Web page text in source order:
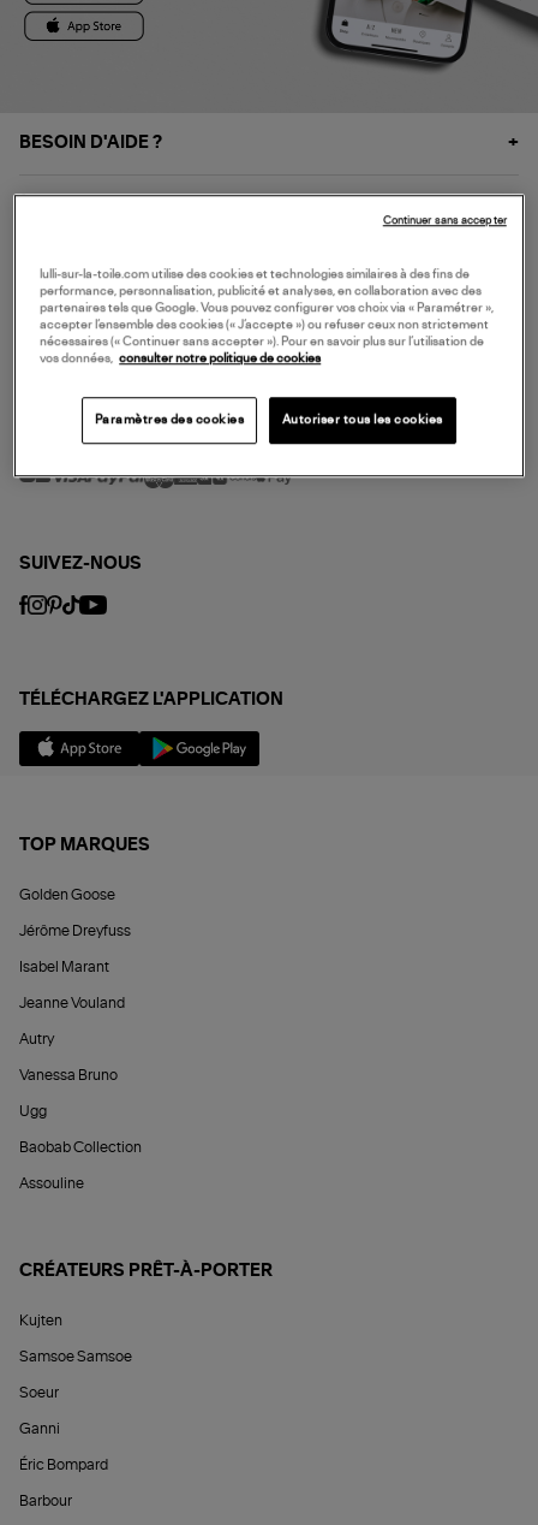
BESOIN D'AIDE ?
NOS SERVICES
SERVICE CLIENT
MODE DE PAIEMENT
SUIVEZ-NOUS
TÉLÉCHARGEZ L'APPLICATION
TOP MARQUES
Golden Goose
Jérôme Dreyfuss
Isabel Marant
Jeanne Vouland
Autry
Vanessa Bruno
Ugg
Baobab Collection
Assouline
CRÉATEURS PRÊT-À-PORTER
Kujten
Samsoe Samsoe
Soeur
Ganni
Éric Bompard
Barbour
lulli-sur-la-toile.com utilise des cookies et technologies similaires à des fins de
performance, personnalisation, publicité et analyses, en collaboration avec des
partenaires tels que Google. Vous pouvez configurer vos choix via « Paramétrer »,
accepter l’ensemble des cookies (« J’accepte ») ou refuser ceux non strictement
nécessaires (« Continuer sans accepter »). Pour en savoir plus sur l’utilisation de
vos données,
consulter notre politique de cookies
Paramètres des cookies Autoriser tous les cookies
Continuer sans accepter